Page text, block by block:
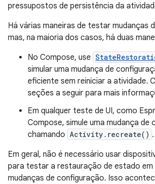
pressupostos de persistência da
Há várias maneiras de testar mudanças
mas, na maioria dos casos, há duas
No Compose, use
simular uma mudança de
eficiente sem reiniciar a atividade.
seções a seguir para mais
Em qualquer teste de UI, como
Compose, simule uma mudança de
chamando Activity.recreate() .
Em geral, não é necessário usar
para testar a restauração de estado
mudanças de configuração. Isso